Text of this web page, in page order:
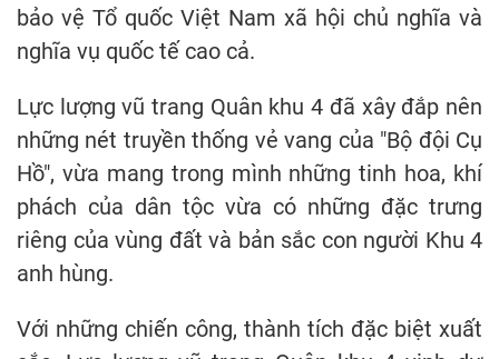
bảo vệ Tổ quốc Việt Nam xã hội chủ nghĩa và
nghĩa vụ quốc tế cao cả.
Lực lượng vũ trang Quân khu 4 đã xây đắp nên
những nét truyền thống vẻ vang của "Bộ đội Cụ
Hồ", vừa mang trong mình những tinh hoa, khí
phách của dân tộc vừa có những đặc trưng
riêng của vùng đất và bản sắc con người Khu 4
anh hùng.
Với những chiến công, thành tích đặc biệt xuất